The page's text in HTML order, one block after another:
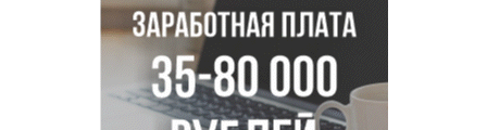
Дольщики долгостроя на Титова в Новосибирске
получили ключи от квартир
Доля рыночной ипотеки в России превысила 50% по
итогам июля 2026 года